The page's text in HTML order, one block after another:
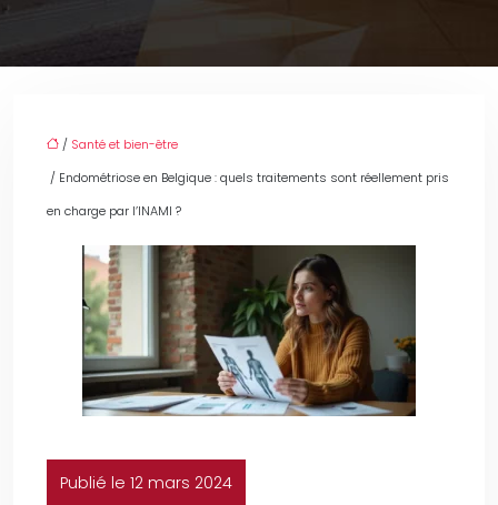
/ Santé et bien-être
/ Endométriose en Belgique : quels traitements sont réellement pris
en charge par l’INAMI ?
Publié le 12 mars 2024